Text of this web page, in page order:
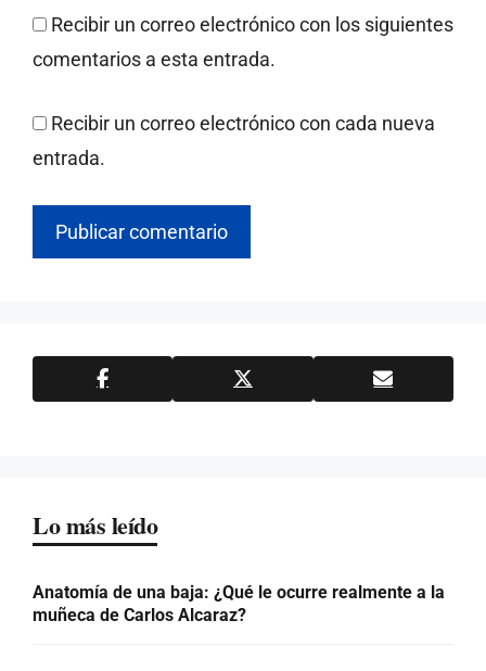
Recibir un correo electrónico con los siguientes
comentarios a esta entrada.
Recibir un correo electrónico con cada nueva
entrada.
Lo más leído
Anatomía de una baja: ¿Qué le ocurre realmente a la
muñeca de Carlos Alcaraz?